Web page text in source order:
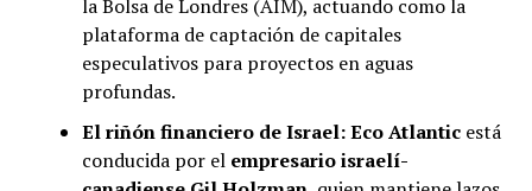
la Bolsa de Londres (AIM), actuando como la
plataforma de captación de capitales
especulativos para proyectos en aguas
profundas.
El riñón financiero de Israel:Eco Atlanticestá
conducida por el empresario israelí-